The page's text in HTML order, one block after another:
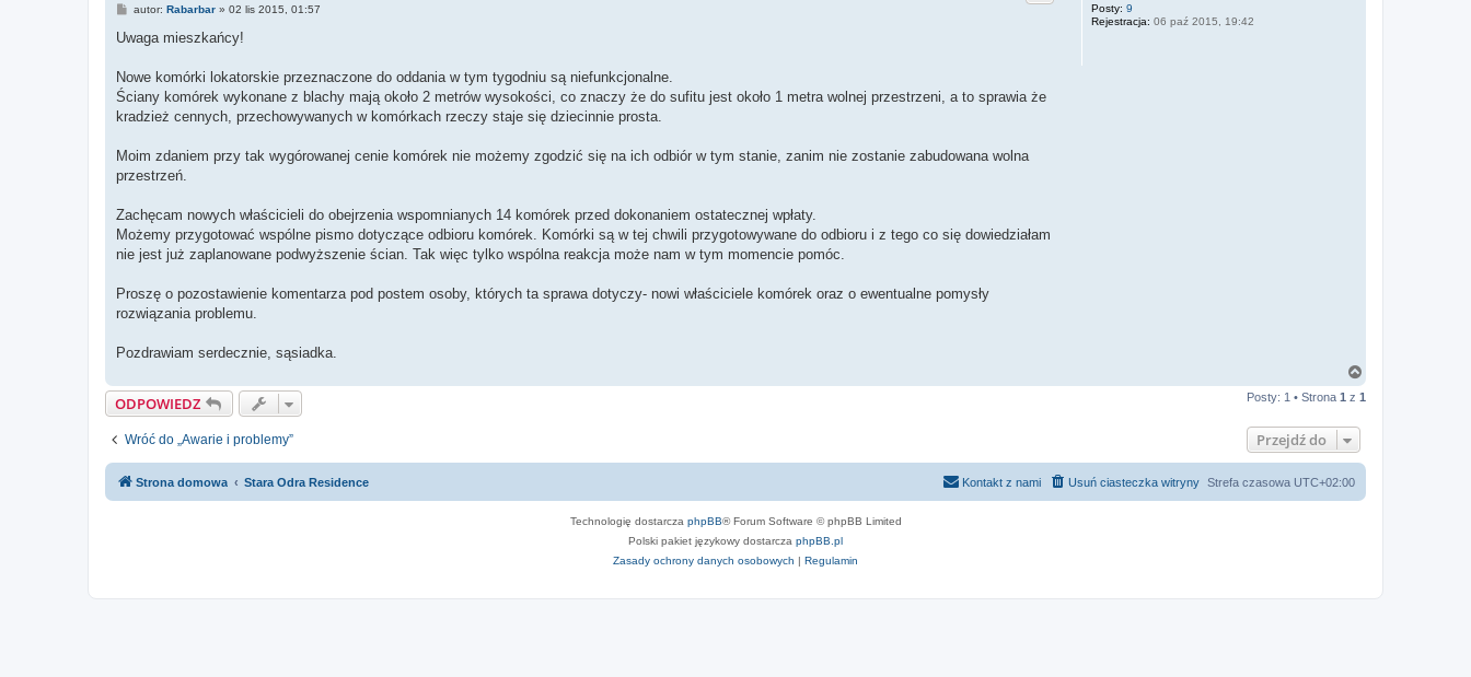
Posty: 9
Rejestracja: 06 paź 2015, 19:42
P
s
autor: Rabarbar» 02 lis 2015, 01:57
Uwaga mieszkańcy!
Nowe komórki lokatorskie przeznaczone do oddania w tym tygodniu są niefunkcjonalne.
Ściany komórek wykonane z blachy mają około 2 metrów wysokości, co znaczy że do sufitu jest około 1 metra wolnej przestrzeni, a to sprawia że
kradzież cennych, przechowywanych w komórkach rzeczy staje się dziecinnie prosta.
Moim zdaniem przy tak wygórowanej cenie komórek nie możemy zgodzić się na ich odbiór w tym stanie, zanim nie zostanie zabudowana wolna
przestrzeń.
Zachęcam nowych właścicieli do obejrzenia wspomnianych 14 komórek przed dokonaniem ostatecznej wpłaty.
Możemy przygotować wspólne pismo dotyczące odbioru komórek. Komórki są w tej chwili przygotowywane do odbioru i z tego co się dowiedziałam
nie jest już zaplanowane podwyższenie ścian. Tak więc tylko wspólna reakcja może nam w tym momencie pomóc.
Proszę o pozostawienie komentarza pod postem osoby, których ta sprawa dotyczy- nowi właściciele komórek oraz o ewentualne pomysły
rozwiązania problemu.
Pozdrawiam serdecznie, sąsiadka.
g
ODPOWIEDZ Posty: 1 • Strona 1 z 1
Wróć do „Awarie i problemy” Przejdź do
Strona domowa Stara Odra Residence Strefa czasowa UTC+02:00
Usuń ciasteczka witryny
Kontakt z nami
Technologię dostarcza phpBB® Forum Software © phpBB Limited
Polski pakiet językowy dostarcza phpBB.pl
Zasady ochrony danych osobowych | Regulamin